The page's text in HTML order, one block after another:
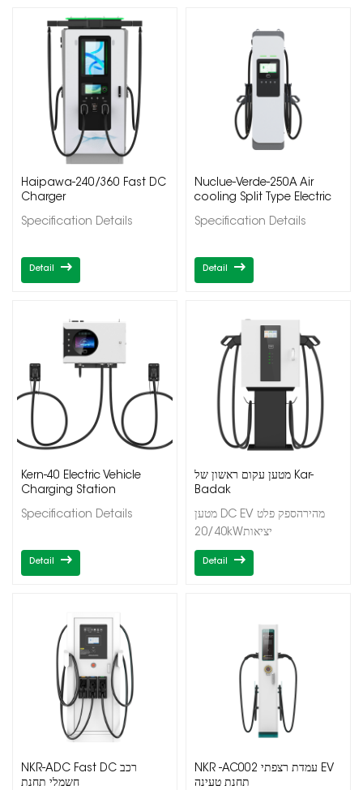
Haipawa-240/360 Fast DC
Charger
Specification Details
Detail
Nuclue-Verde-250A Air
cooling Split Type Electric
Specification Details
Detail
Kern-40 Electric Vehicle
Charging Station
Specification Details
Detail
מטען עקום ראשון של Kar-
Badak
מטען DC EV מהירהספק פלט
20/40kWיציאות
Detail
NKR-ADC Fast DC רכב
חשמלי תחנת
NKR -AC002 עמדת רצפתי EV
תחנת טעינה